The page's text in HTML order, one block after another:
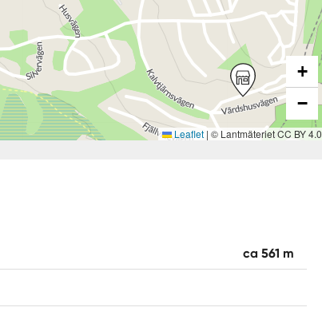
+
−
Leaflet | © Lantmäteriet CC BY 4.0
ca 561 m